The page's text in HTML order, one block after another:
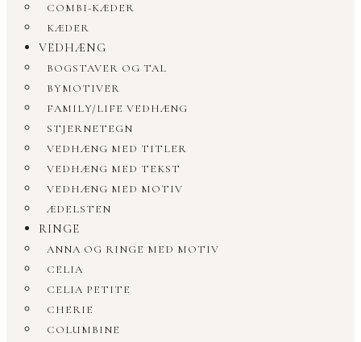
COMBI-KÆDER
KÆDER
VEDHÆNG
BOGSTAVER OG TAL
BYMOTIVER
FAMILY/LIFE VEDHÆNG
STJERNETEGN
VEDHÆNG MED TITLER
VEDHÆNG MED TEKST
VEDHÆNG MED MOTIV
ÆDELSTEN
RINGE
ANNA OG RINGE MED MOTIV
CELIA
CELIA PETITE
CHERIE
COLUMBINE